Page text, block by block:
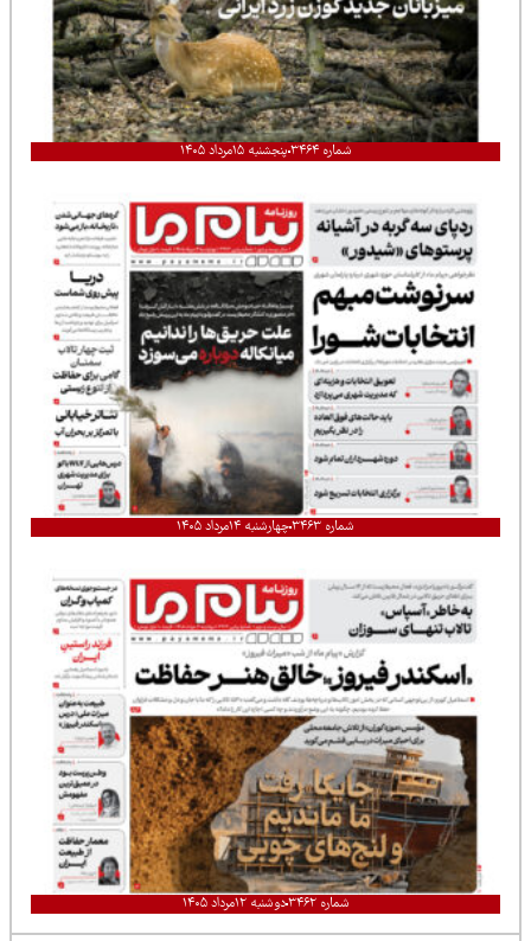
شماره ۳۴۶۴ پنجشنبه ۱۵مرداد ۱۴۰۵
شماره ۳۴۶۳ چهارشنبه ۱۴مرداد ۱۴۰۵
شماره ۳۴۶۲ دوشنبه ۱۲مرداد ۱۴۰۵